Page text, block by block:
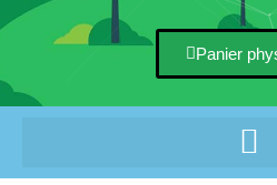
Panier